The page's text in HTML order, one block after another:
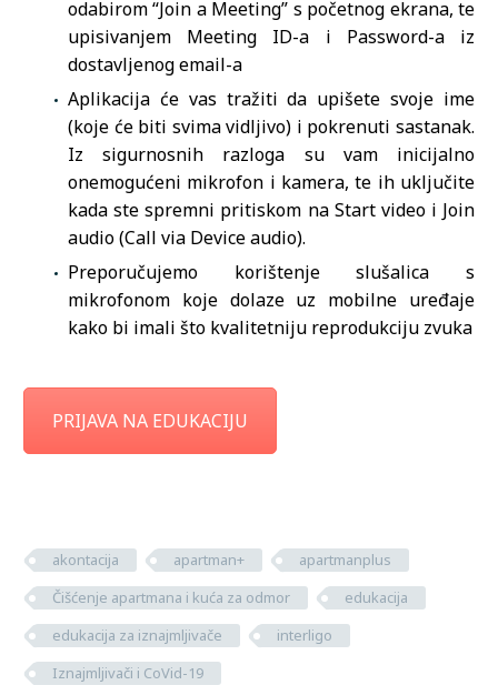
odabirom “Join a Meeting” s početnog ekrana, te
upisivanjem Meeting ID-a i Password-a iz
dostavljenog email-a
Aplikacija će vas tražiti da upišete svoje ime
(koje će biti svima vidljivo) i pokrenuti sastanak.
Iz sigurnosnih razloga su vam inicijalno
onemogućeni mikrofon i kamera, te ih uključite
kada ste spremni pritiskom na Start video i Join
audio (Call via Device audio).
Preporučujemo korištenje slušalica s
mikrofonom koje dolaze uz mobilne uređaje
kako bi imali što kvalitetniju reprodukciju zvuka
PRIJAVA NA EDUKACIJU
akontacija apartman+
apartmanplus
Čišćenje apartmana i kuća za odmor
edukacija
edukacija za iznajmljivače
interligo
Iznajmljivači i CoVid-19